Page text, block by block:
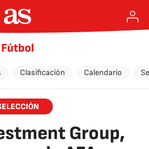
Fútbol
Clasificación Calendario
Group,